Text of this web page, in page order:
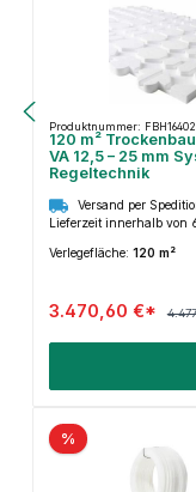
Produktnummer:
120 m²
VA 12,5 – 25 mm
Regeltechnik
Versand per
Lieferzeit innerhalb von
Verlegefläche: 120 m²
3.470,60 €*
%